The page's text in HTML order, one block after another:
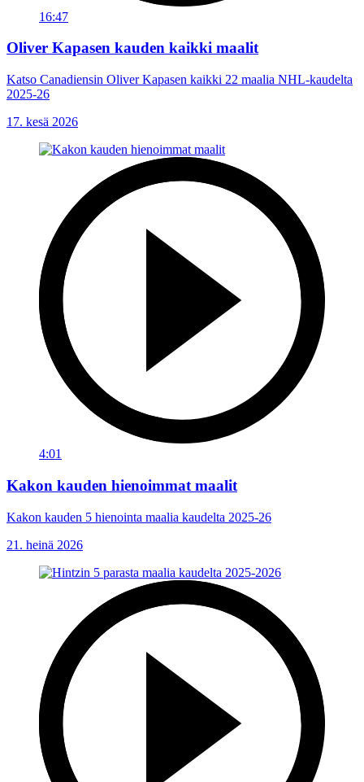
16:47
Oliver Kapasen kauden kaikki maalit
Katso Canadiensin Oliver Kapasen kaikki 22 maalia NHL-kaudelta
2025-26
17. kesä 2026
4:01
Kakon kauden hienoimmat maalit
Kakon kauden 5 hienointa maalia kaudelta 2025-26
21. heinä 2026